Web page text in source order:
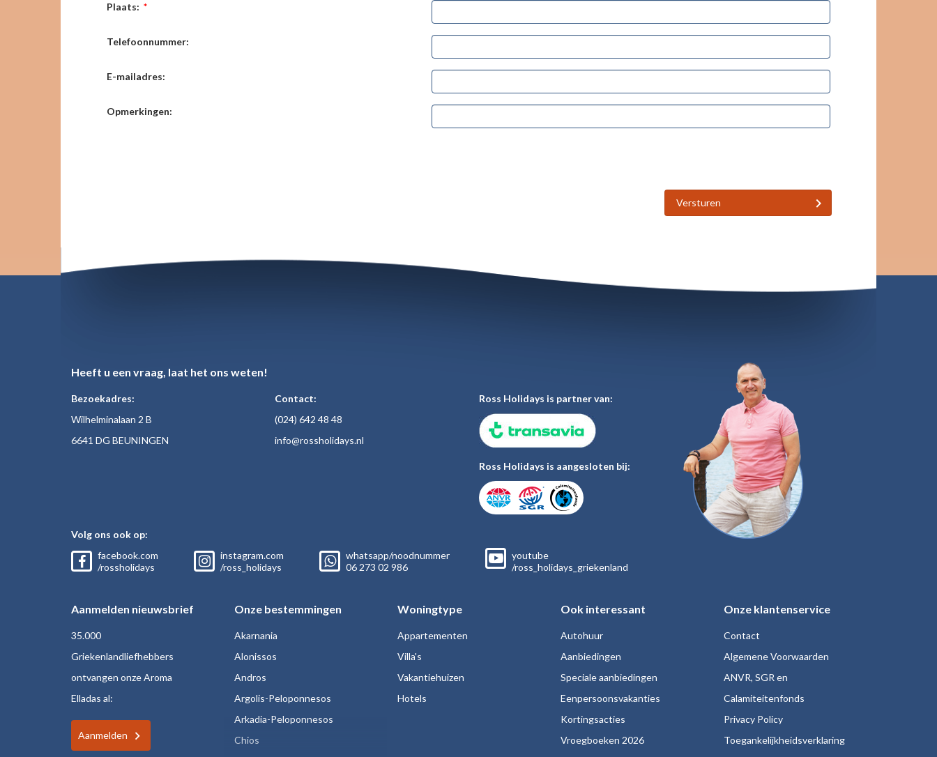
Plaats: *
Telefoonnummer:
E-mailadres:
Opmerkingen:
Versturen
Heeft u een vraag, laat het ons weten!
Bezoekadres:
Wilhelminalaan 2 B
6641 DG BEUNINGEN
Contact:
(024) 642 48 48
info@rossholidays.nl
Ross Holidays is partner van:
Ross Holidays is aangesloten bij:
Volg ons ook op:
facebook.com
/rossholidays
instagram.com
/ross_holidays
whatsapp/noodnummer
06 273 02 986
youtube
/ross_holidays_griekenland
Aanmelden nieuwsbrief
35.000
Griekenlandliefhebbers
ontvangen onze Aroma
Elladas al:
Aanmelden
Onze bestemmingen
Akarnania
Alonissos
Andros
Argolis-Peloponnesos
Arkadia-Peloponnesos
Chios
Woningtype
Appartementen
Villa's
Vakantiehuizen
Hotels
Ook interessant
Autohuur
Aanbiedingen
Speciale aanbiedingen
Eenpersoonsvakanties
Kortingsacties
Vroegboeken 2026
Onze klantenservice
Contact
Algemene Voorwaarden
ANVR, SGR en
Calamiteitenfonds
Privacy Policy
Toegankelijkheidsverklaring